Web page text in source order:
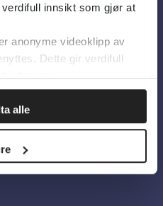
innsikt som gjør at
anonyme videoklipp av
Dette gir verdifull
oss.
alle